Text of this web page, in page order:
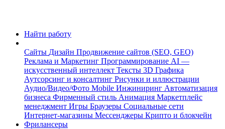
Найти работу
Сайты Дизайн Продвижение сайтов (SEO, GEO)
Реклама и Маркетинг Программирование AI —
искусственный интеллект Тексты 3D Графика
Аутсорсинг и консалтинг Рисунки и иллюстрации
Аудио/Видео/Фото Mobile Инжиниринг Автоматизация
бизнеса Фирменный стиль Анимация Маркетплейс
менеджмент Игры Браузеры Социальные сети
Интернет-магазины Мессенджеры Крипто и блокчейн
Фрилансеры